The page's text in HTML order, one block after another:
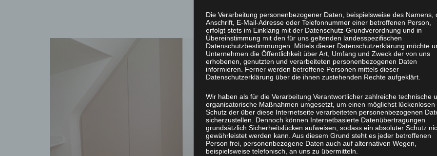
Die Verarbeitung personenbezogener Daten, beispielsweise des Namens,
Anschrift, E-Mail-Adresse oder Telefonnummer einer betroffenen Person,
erfolgt stets im Einklang mit der Datenschutz-Grundverordnung und in
Übereinstimmung mit den für uns geltenden landesspezifischen
Datenschutzbestimmungen. Mittels dieser Datenschutzerklärung möchte
Unternehmen die Öffentlichkeit über Art, Umfang und Zweck der von uns
erhobenen, genutzten und verarbeiteten personenbezogenen Daten
informieren. Ferner werden betroffene Personen mittels dieser
Datenschutzerklärung über die ihnen zustehenden Rechte aufgeklärt.
Wir haben als für die Verarbeitung Verantwortlicher zahlreiche technische
organisatorische Maßnahmen umgesetzt, um einen möglichst lückenlosen
Schutz der über diese Internetseite verarbeiteten personenbezogenen
sicherzustellen. Dennoch können Internetbasierte Datenübertragungen
grundsätzlich Sicherheitslücken aufweisen, sodass ein absoluter Schutz
gewährleistet werden kann. Aus diesem Grund steht es jeder betroffenen
Person frei, personenbezogene Daten auch auf alternativen Wegen,
beispielsweise telefonisch, an uns zu übermitteln.